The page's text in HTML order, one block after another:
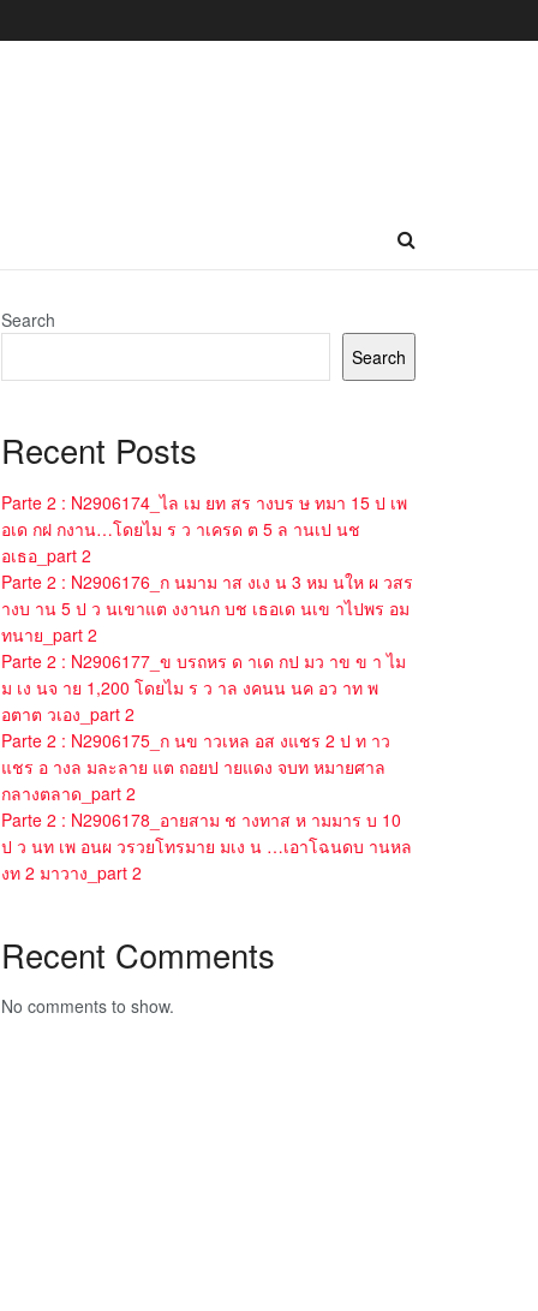
Search
Search
Recent Posts
Parte 2 : N2906174_ไล เม ยท สร างบร ษ ทมา 15 ป เพ
อเด กฝ กงาน…โดยไม ร ว าเครด ต 5 ล านเป นช
อเธอ_part 2
Parte 2 : N2906176_ก นมาม าส งเง น 3 หม นให ผ วสร
างบ าน 5 ป ว นเขาแต งงานก บช เธอเด นเข าไปพร อม
ทนาย_part 2
Parte 2 : N2906177_ข บรถหร ด าเด กป มว าข ข า ไม
ม เง นจ าย 1,200 โดยไม ร ว าล งคนน นค อว าท พ
อตาต วเอง_part 2
Parte 2 : N2906175_ก นข าวเหล อส งแชร 2 ป ท าว
แชร อ างล มละลาย แต ถอยป ายแดง จบท หมายศาล
กลางตลาด_part 2
Parte 2 : N2906178_อายสาม ช างทาส ห ามมาร บ 10
ป ว นท เพ อนผ วรวยโทรมาย มเง น …เอาโฉนดบ านหล
งท 2 มาวาง_part 2
Recent Comments
No comments to show.